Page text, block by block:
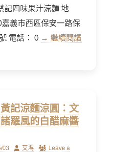
記四味果汁涼麵 地
嘉義市西區保安一路保
電話： 0 → 繼續閱讀
記涼麵涼圓：文
羅風的白醋麻醬
03 Author
艾瑪
Leave a